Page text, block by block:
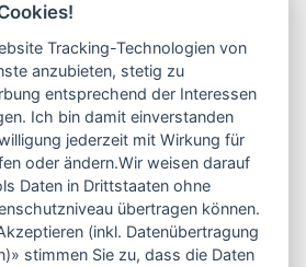
Tracking-Technologien von
anzubieten, stetig zu
entsprechend der Interessen
Ich bin damit einverstanden
jederzeit mit Wirkung für
oder ändern.Wir weisen darauf
Daten in Drittstaaten ohne
übertragen können.
(inkl. Datenübertragung
stimmen Sie zu, dass die Daten